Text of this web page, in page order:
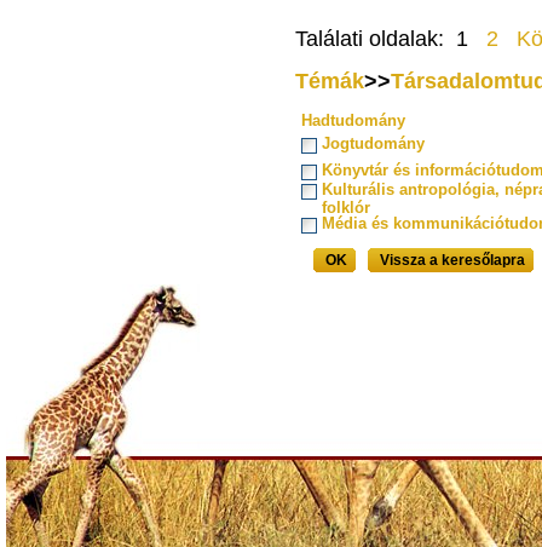
Találati oldalak: 1 2
Témák>>
Hadtudomány
Jogtudomány
Könyvtár és
Kulturális antropológia,
folklór
Média és
OK Vissza a keresőlapra